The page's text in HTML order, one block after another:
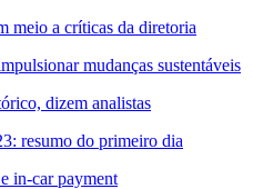
meio a críticas da diretoria
mudanças sustentáveis
dizem analistas
resumo do primeiro dia
in-car payment